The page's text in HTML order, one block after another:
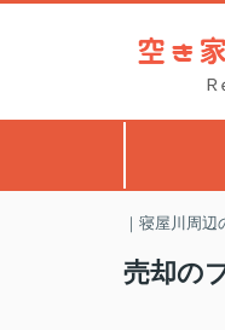
｜寝屋川周
売却の